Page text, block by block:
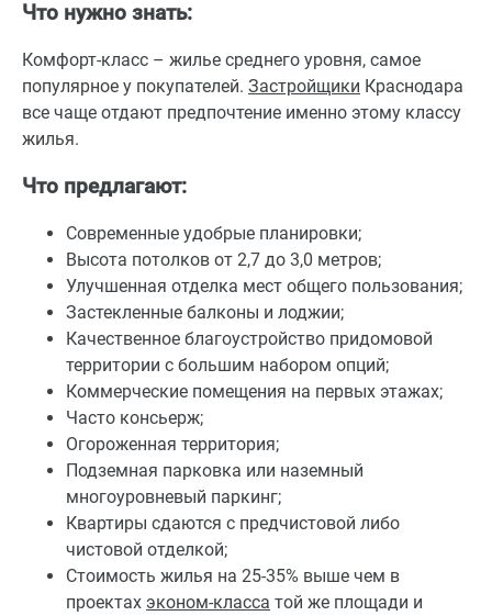
Что нужно знать:
Комфорт-класс – жилье среднего уровня, самое
популярное у покупателей. Застройщики Краснодара
все чаще отдают предпочтение именно этому классу
жилья.
Что предлагают:
Современные удобрые планировки;
Высота потолков от 2,7 до 3,0 метров;
Улучшенная отделка мест общего пользования;
Застекленные балконы и лоджии;
Качественное благоустройство придомовой
территории с большим набором опций;
Коммерческие помещения на первых этажах;
Часто консьерж;
Огороженная территория;
Подземная парковка или наземный
многоуровневый паркинг;
Квартиры сдаются с предчистовой либо
чистовой отделкой;
Стоимость жилья на 25-35% выше чем в
проектах эконом-класса той же площади и